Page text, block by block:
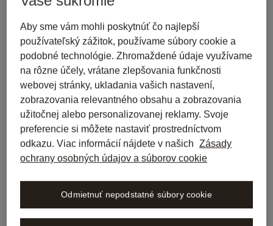
lags. Der Verlag ist zu Erweiterungen,
Einschränkungen oder Änderungen des
Leistungsumfangs berechtigt, sofern der
Vertragszweck für den Kunden/die Kundin nicht oder
nur unwesentlich beeinträchtigt wird. Soweit diese
Änderungen zu einer wesentlichen Beschränkung des
Leistungsumfangs führen, ist der Kunde/die Kundin
zur außerordentlichen Kündigung des Vertrags
innerhalb eines Monats ab Eintritt der wesentlichen
Beschränkung berechtigt. Macht der Kunde/die
Kundin von diesem Recht keinen Gebrauch, wird der
fortgeführt.
2. Nutzungsumfang, Urheberrecht
Aby sme vám mohli poskytnúť čo najlepší
používateľský zážitok, používame súbory cookie a
podobné technológie. Zhromaždené údaje využívame
na rôzne účely, vrátane zlepšovania funkčnosti
webovej stránky, ukladania vašich nastavení,
zobrazovania relevantného obsahu a zobrazovania
užitočnej alebo personalizovanej reklamy. Svoje
preferencie si môžete nastaviť prostredníctvom
odkazu. Viac informácií nájdete v našich
Zásady
ochrany osobných údajov a súborov cookie
Odmietnuť nepodstatné súbory cookie